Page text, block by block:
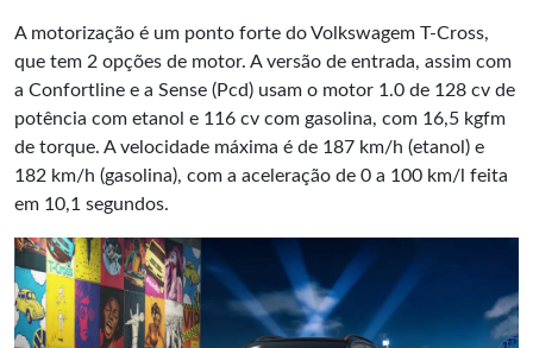
A motorização é um ponto forte do Volkswagem T-Cross,
que tem 2 opções de motor. A versão de entrada, assim com
a Confortline e a Sense (Pcd) usam o motor 1.0 de 128 cv de
potência com etanol e 116 cv com gasolina, com 16,5 kgfm
de torque. A velocidade máxima é de 187 km/h (etanol) e
182 km/h (gasolina), com a aceleração de 0 a 100 km/l feita
em 10,1 segundos.